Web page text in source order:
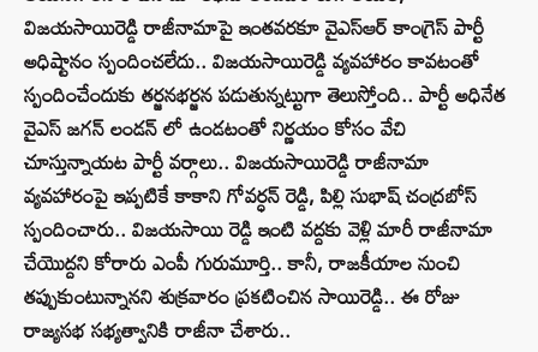
విజయసాయిరెడ్డి రాజీనామాపై ఇంతవరకూ వైఎస్‌ఆర్‌ కాంగ్రెస్‌ పార్టీ
అధిష్టానం స్పందించలేదు.. విజయసాయిరెడ్డి వ్యవహారం కావటంతో
స్పందించేందుకు తర్జనభర్జన పడుతున్నట్టుగా తెలుస్తోంది.. పార్టీ అధినేత
వైఎస్‌ జగన్ లండన్ లో ఉండటంతో నిర్ణయం కోసం వేచి
చూస్తున్నాయట పార్టీ వర్గాలు.. విజయసాయిరెడ్డి రాజీనామా
వ్యవహారంపై ఇప్పటికే కాకాని గోవర్ధన్ రెడ్డి, పిల్లి సుభాష్ చంద్రబోస్
స్పందించారు.. విజయసాయి రెడ్డి ఇంటి వద్దకు వెళ్లి మారీ రాజీనామా
చేయొద్దని కోరారు ఎంపీ గురుమూర్తి.. కానీ, రాజకీయాల నుంచి
తప్పుకుంటున్నానని శుక్రవారం ప్రకటించిన సాయిరెడ్డి.. ఈ రోజు
రాజ్యసభ సభ్యత్వానికి రాజీనా చేశారు..